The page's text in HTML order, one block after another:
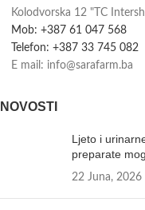
Kolodvorska 12 "TC
Mob: +387 61 047 568
Telefon: +387 33 745 082
E mail: info@sarafarm.ba
NOVOSTI
Ljeto i
preparate
22 Juna, 2026